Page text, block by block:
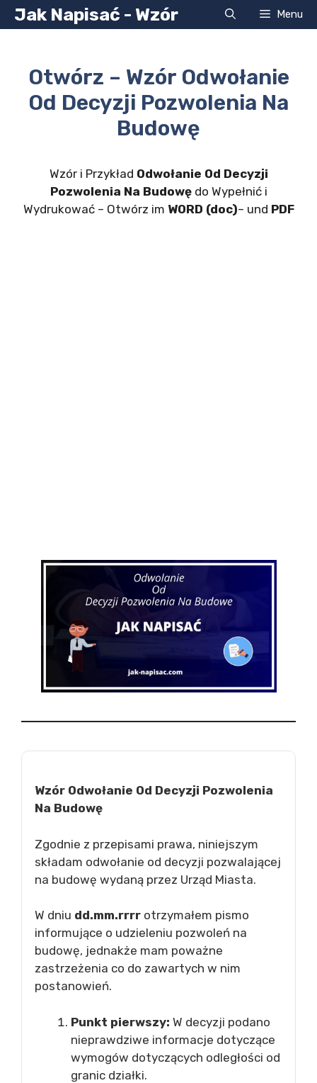
Przejdź
do
Jak Napisać - Wzór Menu
Otwórz – Wzór Odwołanie
Od Decyzji Pozwolenia Na
Budowę
Wzór i Przykład Odwołanie Od Decyzji
Pozwolenia Na Budowędo Wypełnić i
Wydrukować – Otwórz im WORD (doc)– und PDF
Wzór Odwołanie Od Decyzji Pozwolenia
Na Budowę
Zgodnie z przepisami prawa, niniejszym
składam odwołanie od decyzji pozwalającej
na budowę wydaną przez Urząd Miasta.
W dniu dd.mm.rrrr otrzymałem pismo
informujące o udzieleniu pozwoleń na
budowę, jednakże mam poważne
zastrzeżenia co do zawartych w nim
postanowień.
Punkt pierwszy: W decyzji podano
nieprawdziwe informacje dotyczące
wymogów dotyczących odległości od
granic działki.